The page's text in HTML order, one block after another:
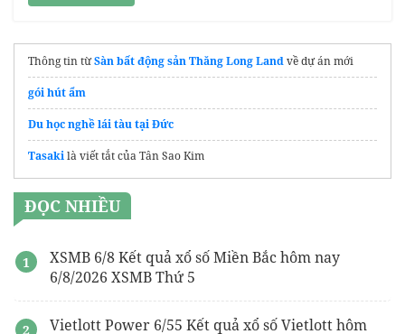
Thông tin từSàn bất động sản Thăng Long Landvề dự án mới
gói hút ẩm
Du học nghề lái tàu tại Đức
Tasakilà viết tắt của Tân Sao Kim
ĐỌC NHIỀU
XSMB 6/8 Kết quả xổ số Miền Bắc hôm nay
6/8/2026 XSMB Thứ 5
Vietlott Power 6/55 Kết quả xổ số Vietlott hôm